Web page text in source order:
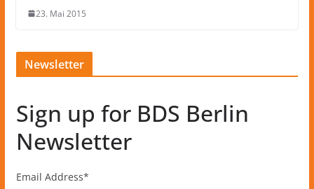
23. Mai 2015
Newsletter
Sign up for BDS Berlin
Newsletter
Email Address*